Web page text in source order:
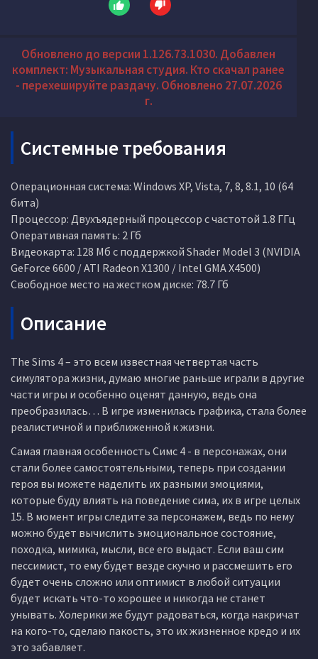
Обновлено до версии 1.126.73.1030. Добавлен
комплект: Музыкальная студия. Кто скачал ранее
- перехешируйте раздачу. Обновлено 27.07.2026
г.
Системные требования
Операционная система: Windows XP, Vista, 7, 8, 8.1, 10 (64
бита)
Процессор: Двухъядерный процессор с частотой 1.8 ГГц
Оперативная память: 2 Гб
Видеокарта: 128 Мб с поддержкой Shader Model 3 (NVIDIA
GeForce 6600 / ATI Radeon X1300 / Intel GMA X4500)
Свободное место на жестком диске: 78.7 Гб
Описание
The Sims 4 – это всем известная четвертая часть
симулятора жизни, думаю многие раньше играли в другие
части игры и особенно оценят данную, ведь она
преобразилась… В игре изменилась графика, стала более
реалистичной и приближенной к жизни.
Самая главная особенность Симс 4 - в персонажах, они
стали более самостоятельными, теперь при создании
героя вы можете наделить их разными эмоциями,
которые буду влиять на поведение сима, их в игре целых
15. В момент игры следите за персонажем, ведь по нему
можно будет вычислить эмоциональное состояние,
походка, мимика, мысли, все его выдаст. Если ваш сим
пессимист, то ему будет везде скучно и рассмешить его
будет очень сложно или оптимист в любой ситуации
будет искать что-то хорошее и никогда не станет
унывать. Холерики же будут радоваться, когда накричат
на кого-то, сделаю пакость, это их жизненное кредо и их
это забавляет.